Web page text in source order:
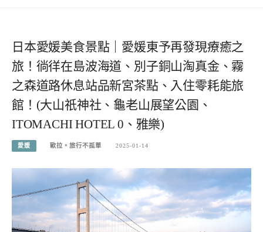
日本愛媛美食景點｜愛媛東予再發現療癒之
旅！徜徉在島波海道、別子銅山淘真金、霧
之森道路休息站品新宮茶點、入住零耗能旅
館！(大山祇神社、龜老山展望公園、
ITOMACHI HOTEL 0、雅樂)
愛媛 歐拉。旅行不孤單 2025-01-14